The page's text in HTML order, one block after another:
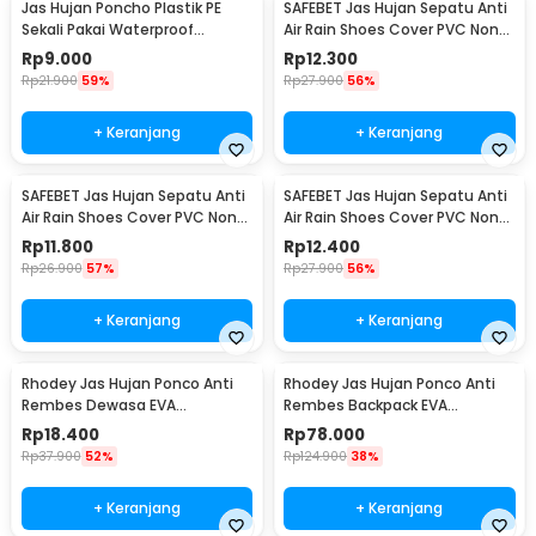
Jas Hujan Poncho Plastik PE
Sekali Pakai Waterproof
Universal - Y903
Rp9.000
Rp21.900 59%
+ Keranjang
SAFEBET Jas Hujan Sepatu Anti
Air Rain Shoes Cover PVC Non
Slip Strap M 37-39 - H-101
Rp12.300
Rp27.900 56%
+ Keranjang
SAFEBET Jas Hujan Sepatu Anti
Air Rain Shoes Cover PVC Non
Slip Strap XL 42-43 - H-101
Rp11.800
Rp26.900 57%
+ Keranjang
SAFEBET Jas Hujan Sepatu Anti
Air Rain Shoes Cover PVC Non
Slip Strap XXL 44-45 - H-101
Rp12.400
Rp27.900 56%
+ Keranjang
Rhodey Jas Hujan Ponco Anti
Rembes Dewasa EVA
Waterproof Raincoat - FY-20
Rp18.400
Rp37.900 52%
+ Keranjang
Rhodey Jas Hujan Ponco Anti
Rembes Backpack EVA
Waterproof Raincoat XXL - FY-
30
Rp78.000
Rp124.900 38%
+ Keranjang